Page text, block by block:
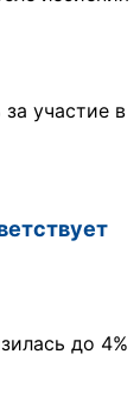
участие в
до 4%